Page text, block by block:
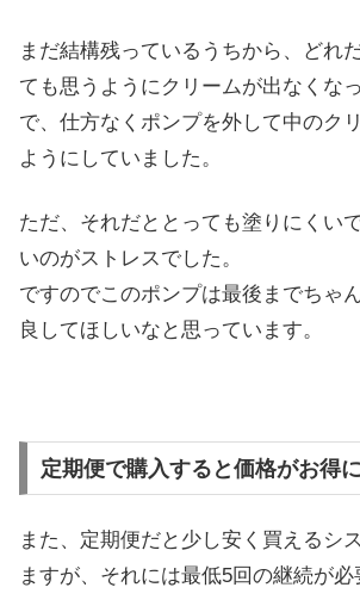
まだ結構残っているうちから、どれ
ても思うようにクリームが出なくな
で、仕方なくポンプを外して中のク
ようにしていました。
ただ、それだととっても塗りにくい
いのがストレスでした。
ですのでこのポンプは最後までちゃ
良してほしいなと思っています。
定期便で購入すると価格がお得
また、定期便だと少し安く買えるシ
ますが、それには最低5回の継続が必